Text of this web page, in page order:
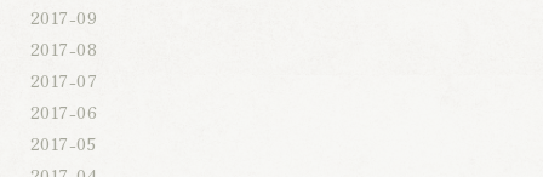
2017-09
2017-08
2017-07
2017-06
2017-05